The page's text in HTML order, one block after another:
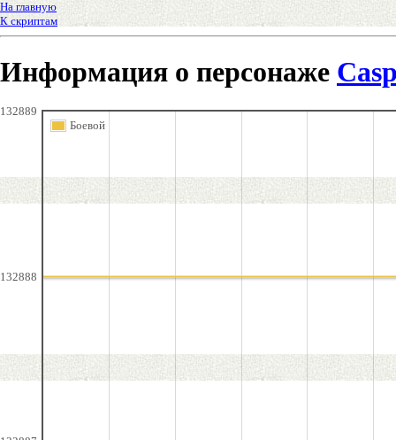
На главную
К скриптам
Информация о персонаже
132888
132889
Боевой